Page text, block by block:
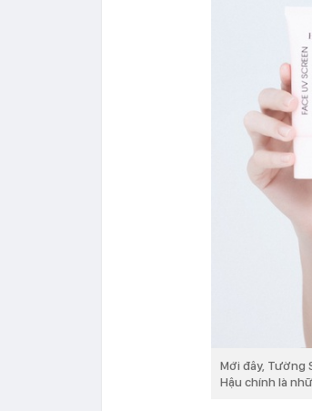
Mới đây, Tường
Hậu chính là